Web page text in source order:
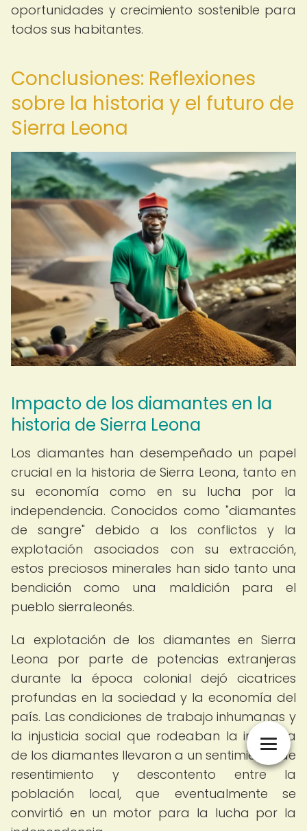
oportunidades y crecimiento sostenible para
todos sus habitantes.
Conclusiones: Reflexiones
sobre la historia y el futuro de
Sierra Leona
Impacto de los diamantes en la
historia de Sierra Leona
Los diamantes han desempeñado un papel
crucial en la historia de Sierra Leona, tanto en
su economía como en su lucha por la
independencia. Conocidos como "diamantes
de sangre" debido a los conflictos y la
explotación asociados con su extracción,
estos preciosos minerales han sido tanto una
bendición como una maldición para el
pueblo sierraleonés.
La explotación de los diamantes en Sierra
Leona por parte de potencias extranjeras
durante la época colonial dejó cicatrices
profundas en la sociedad y la economía del
país. Las condiciones de trabajo inhumanas y
la injusticia social que rodeaban la industria
de los diamantes llevaron a un sentimiento de
resentimiento y descontento entre la
población local, que eventualmente se
convirtió en un motor para la lucha por la